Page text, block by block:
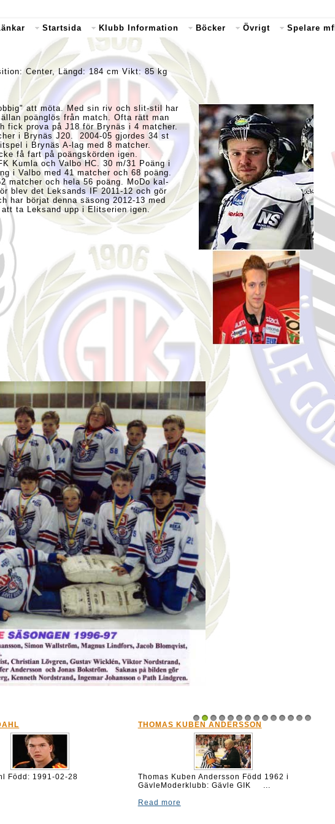
Startsida Klubb Information Böcker Övrigt Spelare mfl
Center, Längd: 184 cm Vikt: 85 kg
att möta. Med sin riv och slit-stil har
poänglös från match. Ofta rätt man
fick prova på J18 för Brynäs i 4 matcher.
i Brynäs J20. 2004-05 gjordes 34 st
i Brynäs A-lag med 8 matcher.
få fart på poängskörden igen.
Kumla och Valbo HC. 30 m/31 Poäng i
i Valbo med 41 matcher och 68 poäng.
matcher och hela 56 poäng. MoDo kal-
blev det Leksands IF 2011-12 och gör
har börjat denna säsong 2012-13 med
ta Leksand upp i Elitserien igen.
1 2 3 4 5 6 7 8 9
Född: 1991-02-28
THOMAS KUBEN ANDERSSON
Thomas Kuben Andersson Född 1962 i
GävleModerklubb: Gävle GIK ...
Read more